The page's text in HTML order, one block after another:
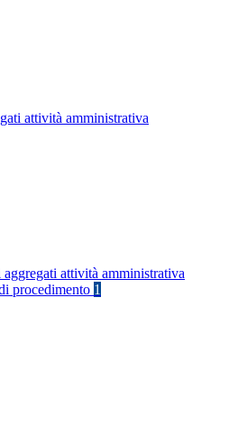
attività amministrativa
aggregati attività amministrativa
procedimento 1